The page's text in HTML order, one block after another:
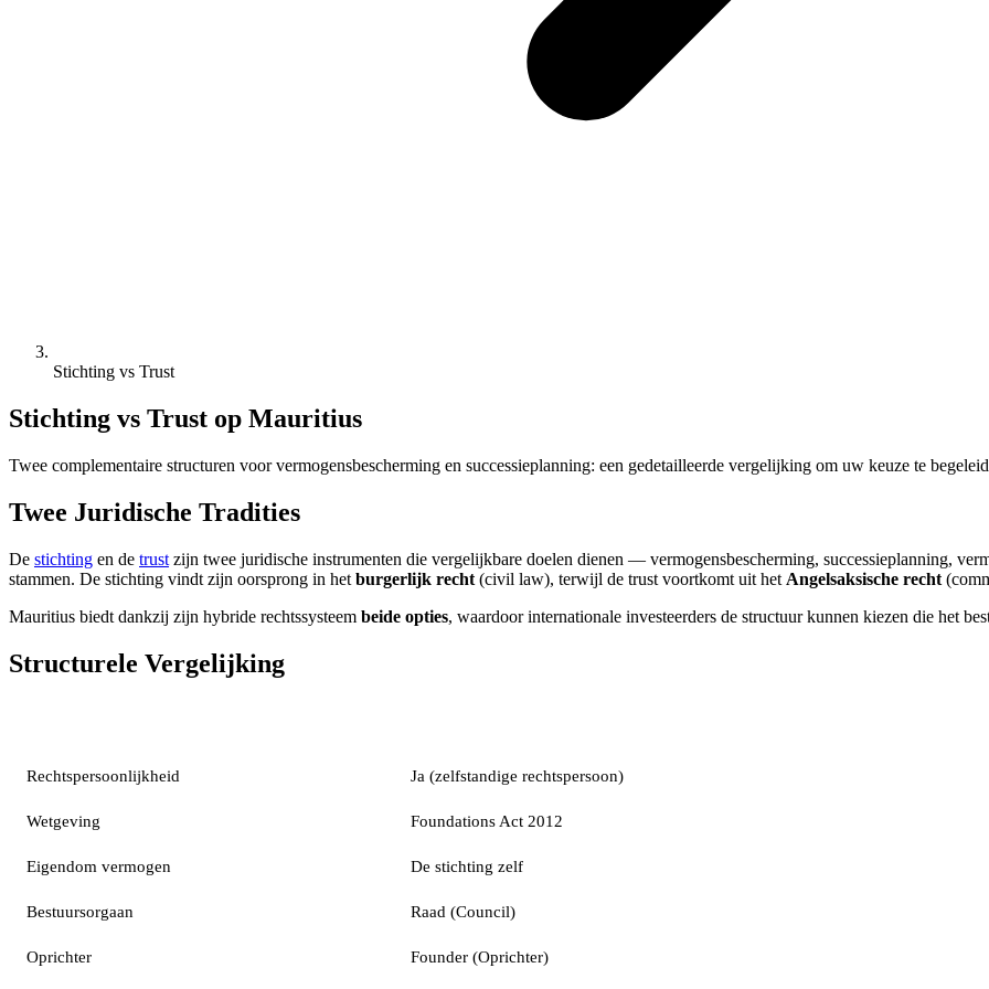
Stichting vs Trust
Stichting vs Trust op Mauritius
Twee complementaire structuren voor vermogensbescherming en successieplanning: een gedetailleerde vergelijking om uw keuze te
Twee Juridische Tradities
De stichting en de trust zijn twee juridische instrumenten die vergelijkbare doelen dienen — vermogensbescherming, successieplanning,
stammen. De stichting vindt zijn oorsprong in het burgerlijk recht (civil law), terwijl de trust voortkomt uit het Angelsaksische recht
Mauritius biedt dankzij zijn hybride rechtssysteem beide opties, waardoor internationale investeerders de structuur kunnen kiezen die het
Structurele Vergelijking
Rechtspersoonlijkheid Ja (zelfstandige rechtspersoon)
Wetgeving Foundations Act 2012
Eigendom vermogen De stichting zelf
Bestuursorgaan Raad (Council)
Oprichter Founder (Oprichter)